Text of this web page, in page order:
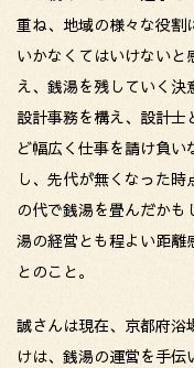
重ね、地域の様々な役割
いかなくてはいけない
え、銭湯を残していく
設計事務を構え、設計士
ど幅広く仕事を請け負い
し、先代が無くなった
の代で銭湯を畳んだか
湯の経営とも程よい距離
とのこと。
誠さんは現在、京都府浴
けは、銭湯の運営を手